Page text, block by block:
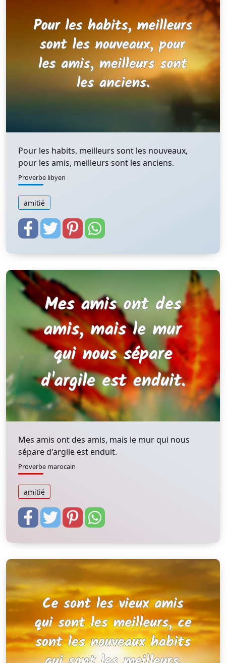
Pour les habits, meilleurs sont les nouveaux,
pour les amis, meilleurs sont les anciens.
Proverbe libyen
amitié
Mes amis ont des amis, mais le mur qui nous
sépare d'argile est enduit.
Proverbe marocain
amitié